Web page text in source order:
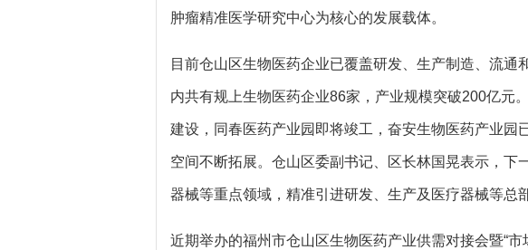
肿瘤精准医学研究中心为核心的发展载体。
目前仓山区生物医药企业已覆盖研发、生产制造、流通
内共有规上生物医药企业86家，产业规模突破200亿元
建设，同春医药产业园即将竣工，奋安生物医药产业园
空间不断拓展。仓山区委副书记、区长林国晃表示，下
器械等重点领域，精准引进研发、生产及医疗器械等总
近期举办的福州市仓山区生物医药产业供需对接会暨“